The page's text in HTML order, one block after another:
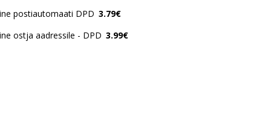
postiautomaati DPD 3.79€
ostja aadressile - DPD 3.99€